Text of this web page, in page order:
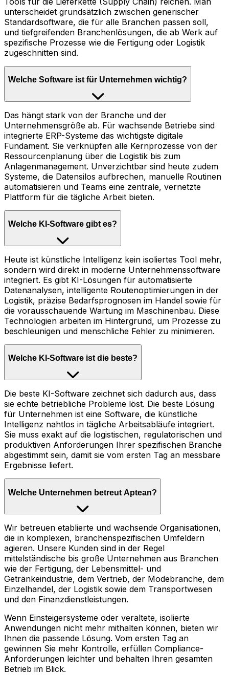
unterscheidet grundsätzlich zwischen generischer
Standardsoftware, die für alle Branchen passen soll,
und tiefgreifenden Branchenlösungen, die ab Werk auf
spezifische Prozesse wie die Fertigung oder Logistik
zugeschnitten sind.
Welche Software ist für Unternehmen wichtig?
Das hängt stark von der Branche und der
Unternehmensgröße ab. Für wachsende Betriebe sind
integrierte ERP-Systeme das wichtigste digitale
Fundament. Sie verknüpfen alle Kernprozesse von der
Ressourcenplanung über die Logistik bis zum
Anlagenmanagement. Unverzichtbar sind heute zudem
Systeme, die Datensilos aufbrechen, manuelle Routinen
automatisieren und Teams eine zentrale, vernetzte
Plattform für die tägliche Arbeit bieten.
Welche KI-Software gibt es?
Heute ist künstliche Intelligenz kein isoliertes Tool mehr,
sondern wird direkt in moderne Unternehmenssoftware
integriert. Es gibt KI-Lösungen für automatisierte
Datenanalysen, intelligente Routenoptimierungen in der
Logistik, präzise Bedarfsprognosen im Handel sowie für
die vorausschauende Wartung im Maschinenbau. Diese
Technologien arbeiten im Hintergrund, um Prozesse zu
beschleunigen und menschliche Fehler zu minimieren.
Welche KI-Software ist die beste?
Die beste KI-Software zeichnet sich dadurch aus, dass
sie echte betriebliche Probleme löst. Die beste Lösung
für Unternehmen ist eine Software, die künstliche
Intelligenz nahtlos in tägliche Arbeitsabläufe integriert.
Sie muss exakt auf die logistischen, regulatorischen und
produktiven Anforderungen Ihrer spezifischen Branche
abgestimmt sein, damit sie vom ersten Tag an messbare
Ergebnisse liefert.
Welche Unternehmen betreut Aptean?
Wir betreuen etablierte und wachsende Organisationen,
die in komplexen, branchenspezifischen Umfeldern
agieren. Unsere Kunden sind in der Regel
mittelständische bis große Unternehmen aus Branchen
wie der Fertigung, der Lebensmittel- und
Getränkeindustrie, dem Vertrieb, der Modebranche, dem
Einzelhandel, der Logistik sowie dem Transportwesen
und den Finanzdienstleistungen.
Wenn Einsteigersysteme oder veraltete, isolierte
Anwendungen nicht mehr mithalten können, bieten wir
Ihnen die passende Lösung. Vom ersten Tag an
gewinnen Sie mehr Kontrolle, erfüllen Compliance-
Anforderungen leichter und behalten Ihren gesamten
Betrieb im Blick.